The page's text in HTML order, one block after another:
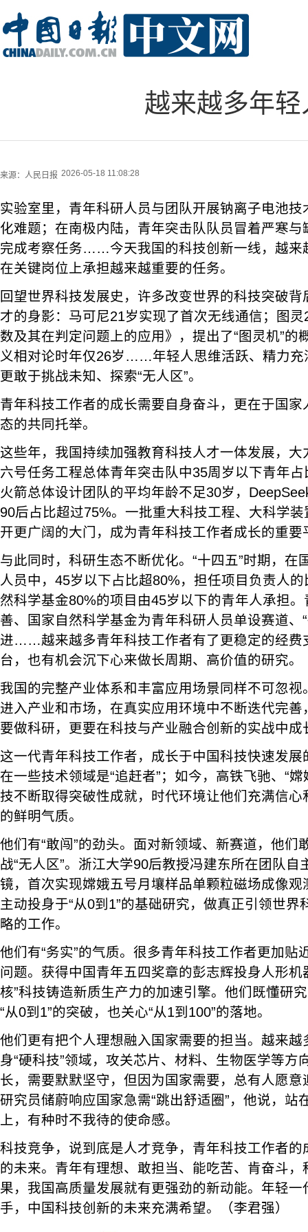
越来越多年
来源： 人民日报 2026-05-18 11:08:28
实验室里，青年科研人员与团队开展钠离子电池
化难题；在南极内陆，青年突击队队员冒着严寒
完成考察任务……今天我国的科技创新一线，越来
在关键岗位上承担越来越重要的任务。
回望世界科技发展史，许多改变世界的科技突破
才的身影：马可尼21岁实现了首次无线通信；图
数及其在判定问题上的应用》，提出了“图灵机”的
义相对论时年仅26岁……年轻人思维活跃、精力充
更敢于挑战未知、探索“无人区”。
青年科技工作者的成长需要自身奋斗，更在于国
态的共同托举。
这些年，我国持续加强教育科技人才一体发展，
六号任务工程总体青年突击队中35周岁以下青年
火箭总体设计团队的平均年龄不足30岁，
90后占比超过75%。一批重大科技工程、大科学
开更广阔的大门，成为青年科技工作者成长的重要
与此同时，科研生态不断优化。“十四五”时期，在
人员中，45岁以下占比超80%，担任项目负责人
然科学基金80%的项目由45岁以下的青年人承担
善、国家自然科学基金为青年科研人员单设赛道、
进……越来越多青年科技工作者有了更稳定的经费
台，也有机会沉下心来做长周期、高价值的研究。
我国的完整产业体系和丰富应用场景同样不可忽
进入产业和市场，在真实应用环境中不断迭代完
要做科研，更要在科技与产业融合创新的实战中成
这一代青年科技工作者，成长于中国科技快速发
在一些技术领域是“追赶者”；如今，高铁飞驰、“
技不断取得突破性成就，时代环境让他们充满信
的鲜明气质。
他们有“敢闯”的劲头。面对新领域、新赛道，他们
战“无人区”。浙江大学90后教授冯建东所在团队自
镜，首次实现嫦娥五号月壤样品单颗粒磁场成像
主动投身于“从0到1”的基础研究，做真正引领世界
略的工作。
他们有“务实”的气质。很多青年科技工作者更加贴
问题。获得中国青年五四奖章的彭志辉投身人形机
核”科技铸造新质生产力的加速引擎。他们既懂研
“从0到1”的突破，也关心“从1到100”的落地。
他们更有把个人理想融入国家需要的担当。越来
身“硬科技”领域，攻关芯片、材料、生物医学等方
长，需要默默坚守，但因为国家需要，总有人愿
研究员储蔚响应国家急需“跳出舒适圈”，他说，站
上，有种时不我待的使命感。
科技竞争，说到底是人才竞争，青年科技工作者
的未来。青年有理想、敢担当、能吃苦、肯奋斗
果，我国高质量发展就有更强劲的新动能。年轻
手，中国科技创新的未来充满希望。（李君强）